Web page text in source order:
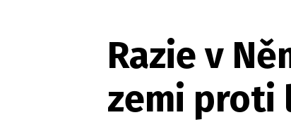
Razie v
zemi proti